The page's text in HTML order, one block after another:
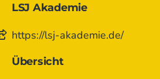
LSJ Akademie
https://lsj-akademie.de/
Übersicht